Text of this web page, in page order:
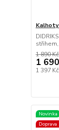
Kalhoty
1 890 Kč
1
1 397 Kč
Novinka